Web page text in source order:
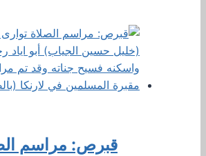
قبرص: مراسم